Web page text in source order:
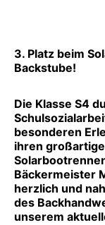
3. Platz beim
Backstube!
Die Klasse S4
besonderen
ihren
Bäckermeister
herzlich und
des
unserem